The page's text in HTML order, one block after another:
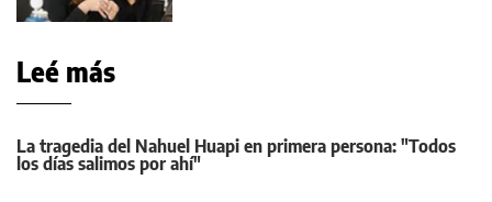
Leé más
La tragedia del Nahuel Huapi en primera persona: "Todos
los días salimos por ahí"